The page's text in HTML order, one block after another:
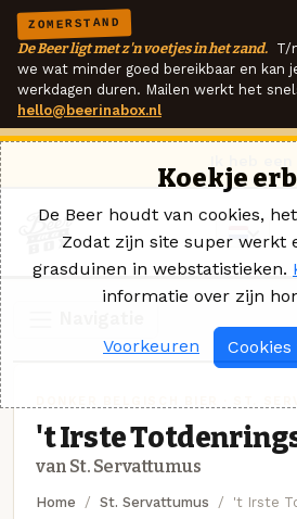
ZOMERSTAND
De Beer ligt met z'n voetjes in het zand. T/
we wat minder goed bereikbaar en kan
werkdagen duren. Mailen werkt het
hello@beerinabox.nl
't Irste
van St. Servattumus
Home St. Servattumus 't Irste
Koekje
De Beer houdt van cookies,
Zodat zijn site super werkt
grasduinen in webstatistieken.
informatie over zijn
Voorkeuren